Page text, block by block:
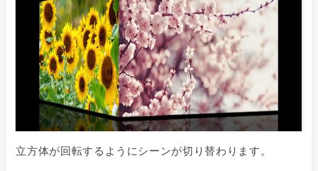
立方体が回転するようにシーンが切り替わります。